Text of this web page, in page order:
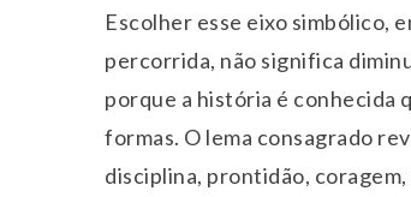
Escolher esse eixo simbólico,
percorrida, não significa
porque a história é conhecida
formas. O lema consagrado
disciplina, prontidão,